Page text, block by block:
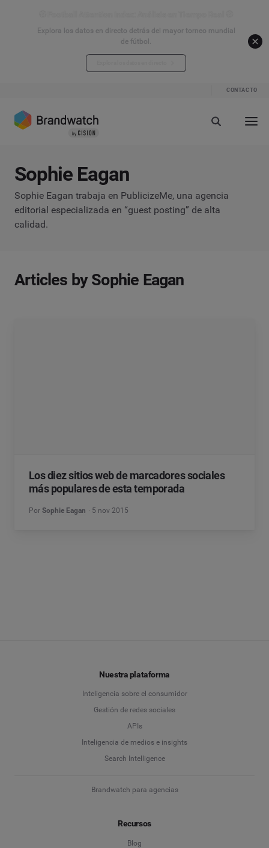
Explora los datos en directo detrás del mayor torneo mundial
de fútbol.
CONTACTO
Sophie Eagan
Sophie Eagan trabaja en PublicizeMe, una agencia
editorial especializada en “guest posting” de alta
calidad.
Articles by Sophie Eagan
Los diez sitios web de marcadores sociales
más populares de esta temporada
Por Sophie Eagan 5 nov 2015
Nuestra plataforma
Inteligencia sobre el consumidor
Gestión de redes sociales
APIs
Inteligencia de medios e insights
Search Intelligence
Brandwatch para agencias
Recursos
Blog